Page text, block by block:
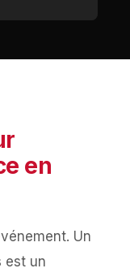
en
Un
est un